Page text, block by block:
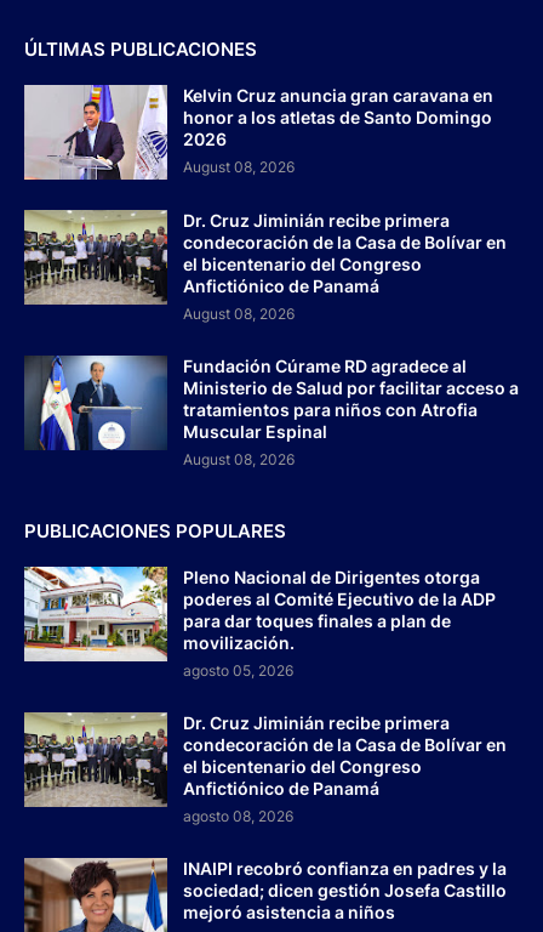
ÚLTIMAS PUBLICACIONES
Kelvin Cruz anuncia gran caravana en
honor a los atletas de Santo Domingo
2026
August 08, 2026
Dr. Cruz Jiminián recibe primera
condecoración de la Casa de Bolívar en
el bicentenario del Congreso
Anfictiónico de Panamá
August 08, 2026
Fundación Cúrame RD agradece al
Ministerio de Salud por facilitar acceso a
tratamientos para niños con Atrofia
Muscular Espinal
August 08, 2026
PUBLICACIONES POPULARES
Pleno Nacional de Dirigentes otorga
poderes al Comité Ejecutivo de la ADP
para dar toques finales a plan de
movilización.
agosto 05, 2026
Dr. Cruz Jiminián recibe primera
condecoración de la Casa de Bolívar en
el bicentenario del Congreso
Anfictiónico de Panamá
agosto 08, 2026
INAIPI recobró confianza en padres y la
sociedad; dicen gestión Josefa Castillo
mejoró asistencia a niños